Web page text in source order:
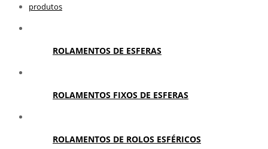
produtos
ROLAMENTOS DE ESFERAS
ROLAMENTOS FIXOS DE ESFERAS
ROLAMENTOS DE ROLOS ESFÉRICOS